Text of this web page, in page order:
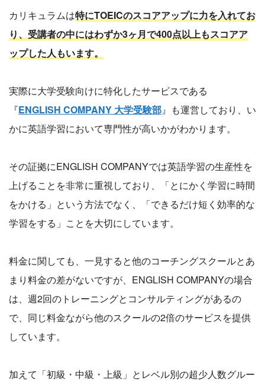
カリキュラムは特にTOEICのスコアアップに力を入れてお
り、受講者の中にはわずか3ヶ月で400点以上もスコアア
ップした人もいます。
実際に大学受験向けに特化したサービスである
『ENGLISH COMPANY 大学受験部』も運営しており、い
かに英語学習において専門性が高いかがわかります。
その証拠にENGLISH COMPANYでは英語学習の生産性を
上げることを非常に重視しており、「とにかく学習に時間
をかける」という方法でなく、「できるだけ短く効率的な
学習をする」ことを大切にしています。
料金に関しても、一見すると他のコーチングスクールとあ
まり料金の差がないですが、ENGLISH COMPANYの場合
は、週2回のトレーニングとコンサルティングがあるの
で、同じ料金ながら他のスクールの2倍のサービスを提供
しています。
加えて「初級・中級・上級」とレベル別の超少人数グルー